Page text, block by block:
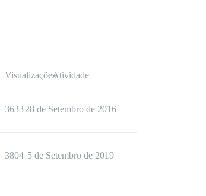
VisualizaçõesAtividade
363328 de Setembro de 2016
3804 5 de Setembro de 2019